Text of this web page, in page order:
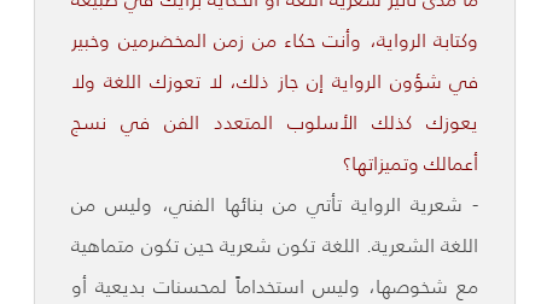
وكتابة الرواية، وأنت حكاء من زمن المخضرمين وخبير
في شؤون الرواية إن جاز ذلك، لا تعوزك اللغة ولا
يعوزك كذلك الأسلوب المتعدد الفن في نسج
أعمالك وتميزاتها؟
- شعرية الرواية تأتي من بنائها الفني، وليس من
اللغة الشعرية. اللغة تكون شعرية حين تكون متماهية
مع شخوصها، وليس استخداماً لمحسنات بديعية أو